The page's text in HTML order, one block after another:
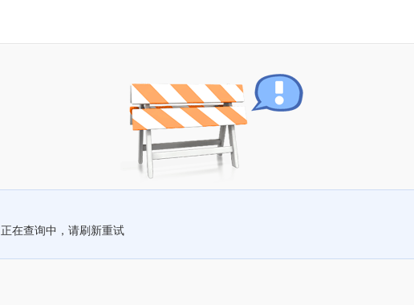
正在查询中，请刷新重试